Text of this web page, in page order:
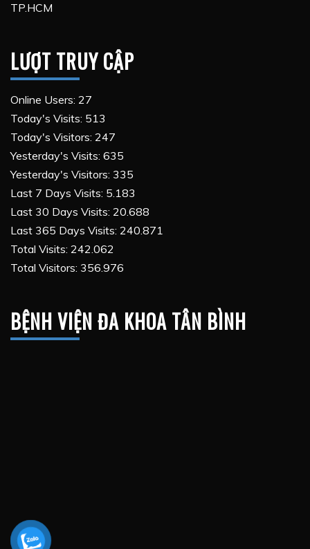
TP.HCM
LƯỢT TRUY CẬP
Online Users: 27
Today's Visits: 513
Today's Visitors: 247
Yesterday's Visits: 635
Yesterday's Visitors: 335
Last 7 Days Visits: 5.183
Last 30 Days Visits: 20.688
Last 365 Days Visits: 240.871
Total Visits: 242.062
Total Visitors: 356.976
BỆNH VIỆN ĐA KHOA TÂN BÌNH